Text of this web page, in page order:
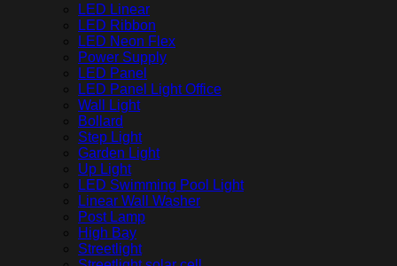
LED Linear
LED Ribbon
LED Neon Flex
Power Supply
LED Panel
LED Panel Light Office
Wall Light
Bollard
Step Light
Garden Light
Up Light
LED Swimming Pool Light
Linear Wall Washer
Post Lamp
High Bay
Streetlight